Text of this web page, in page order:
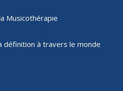
Musicothérapie
définition à travers le monde